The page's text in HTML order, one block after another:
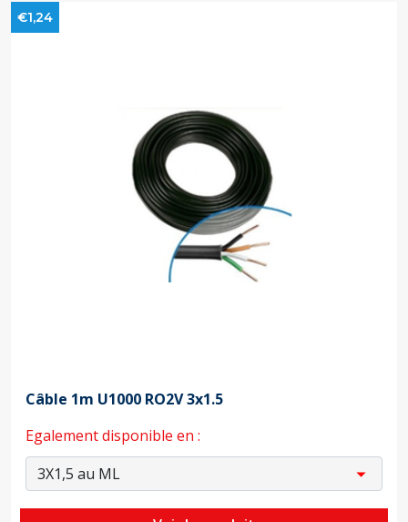
€1,24
Câble 1m U1000 RO2V 3x1.5
Egalement disponible en :